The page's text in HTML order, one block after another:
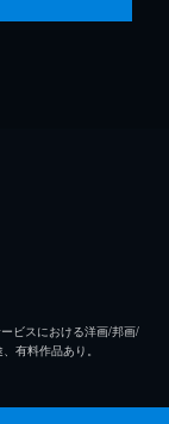
ビスにおける洋画/邦画/
有料作品あり。